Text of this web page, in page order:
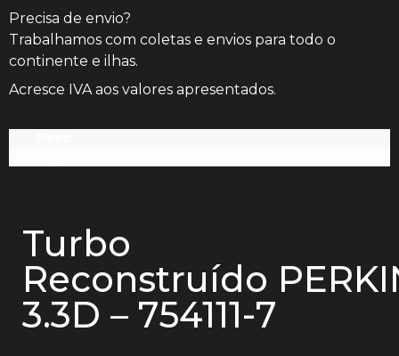
Precisa de envio?
Trabalhamos com coletas e envios para todo o
continente e ilhas.
Acresce IVA aos valores apresentados.
Turbo
Reconstruído
3.3D – 754111-7